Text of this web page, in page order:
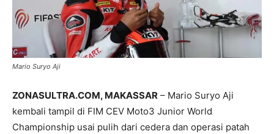
Mario Suryo Aji
ZONASULTRA.COM, MAKASSAR – Mario Suryo Aji
kembali tampil di FIM CEV Moto3 Junior World
Championship usai pulih dari cedera dan operasi patah